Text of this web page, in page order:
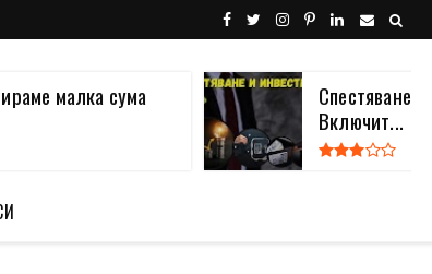
малка сума
Спестяване
Включит...